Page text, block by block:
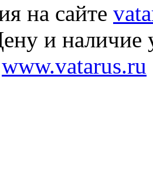
на сайте
и наличие
www.vatarus.ru